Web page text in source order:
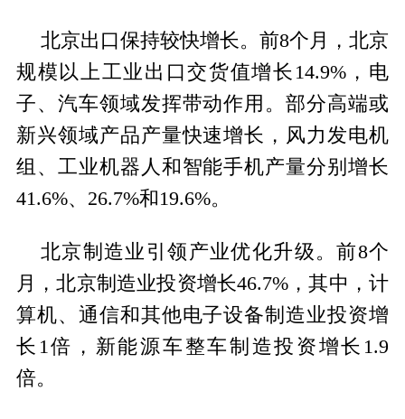
北京出口保持较快增长。前8个月，北京
规模以上工业出口交货值增长14.9%，电
子、汽车领域发挥带动作用。部分高端或
新兴领域产品产量快速增长，风力发电机
组、工业机器人和智能手机产量分别增长
41.6%、26.7%和19.6%。
北京制造业引领产业优化升级。前8个
月，北京制造业投资增长46.7%，其中，计
算机、通信和其他电子设备制造业投资增
长1倍，新能源车整车制造投资增长1.9
倍。